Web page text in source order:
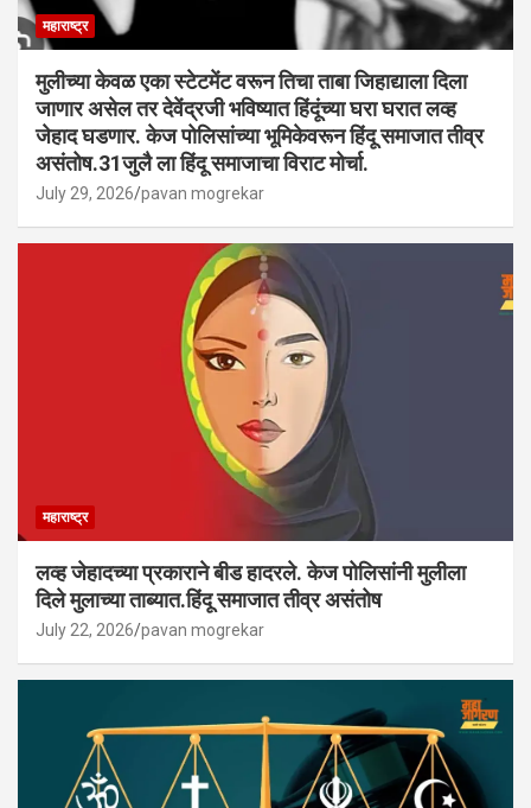
महाराष्ट्र
मुलीच्या केवळ एका स्टेटमेंट वरून तिचा ताबा जिहाद्याला दिला
जाणार असेल तर देवेंद्रजी भविष्यात हिंदूंच्या घरा घरात लव्ह
जेहाद घडणार. केज पोलिसांच्या भूमिकेवरून हिंदू समाजात तीव्र
असंतोष.31जुलै ला हिंदू समाजाचा विराट मोर्चा.
July 29, 2026 pavan mogrekar
महाराष्ट्र
लव्ह जेहादच्या प्रकाराने बीड हादरले. केज पोलिसांनी मुलीला
दिले मुलाच्या ताब्यात.हिंदू समाजात तीव्र असंतोष
July 22, 2026 pavan mogrekar